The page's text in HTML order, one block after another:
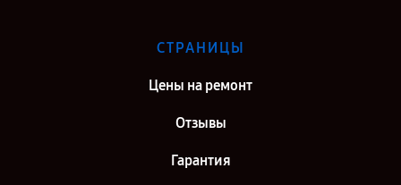
СТРАНИЦЫ
Цены на ремонт
Отзывы
Гарантия